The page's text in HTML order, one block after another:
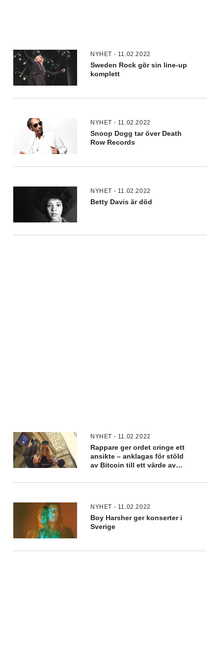
NYHET - 11.02.2022
Sweden Rock gör sin line-up
komplett
NYHET - 11.02.2022
Snoop Dogg tar över Death
Row Records
NYHET - 11.02.2022
Betty Davis är död
NYHET - 11.02.2022
Rappare ger ordet cringe ett
ansikte – anklagas för stöld
av Bitcoin till ett värde av
NYHET - 11.02.2022
Boy Harsher ger konserter i
Sverige